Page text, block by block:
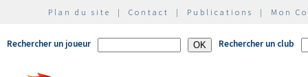
Plan du site | Contact | Publications | Mon
Rechercher un joueur Rechercher un club